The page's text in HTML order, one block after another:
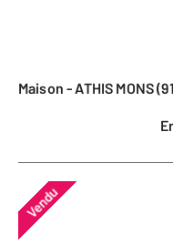
Maison - ATHIS MONS
Vendu